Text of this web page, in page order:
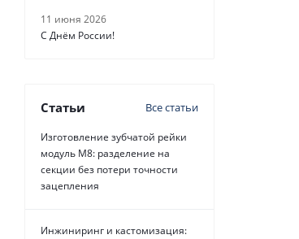
11 июня 2026
С Днём России!
Статьи Все статьи
Изготовление зубчатой рейки
модуль М8: разделение на
секции без потери точности
зацепления
Инжиниринг и кастомизация: